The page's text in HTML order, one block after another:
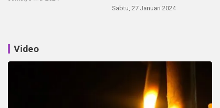
Sabtu, 27 Januari 2024
Video